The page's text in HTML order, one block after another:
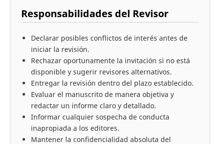
Responsabilidades del Revisor
Declarar posibles conflictos de interés antes de
iniciar la revisión.
Rechazar oportunamente la invitación si no está
disponible y sugerir revisores alternativos.
Entregar la revisión dentro del plazo establecido.
Evaluar el manuscrito de manera objetiva y
redactar un informe claro y detallado.
Informar cualquier sospecha de conducta
inapropiada a los editores.
Mantener la confidencialidad absoluta del